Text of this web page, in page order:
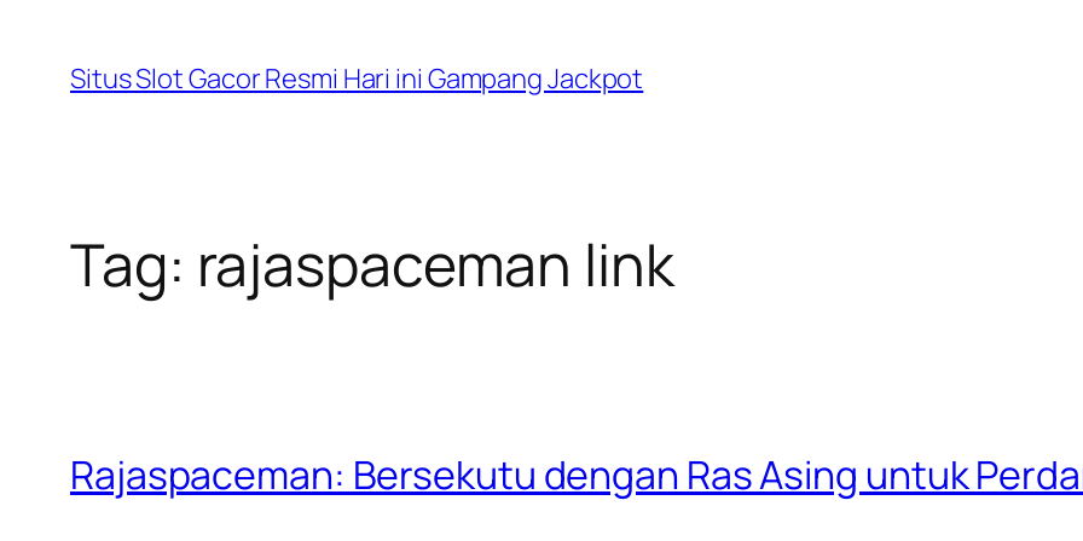
konten
Situs Slot Gacor Resmi Hari ini Gampang Jackpot
Tag: rajaspaceman link
Rajaspaceman: Bersekutu dengan Ras Asing untuk